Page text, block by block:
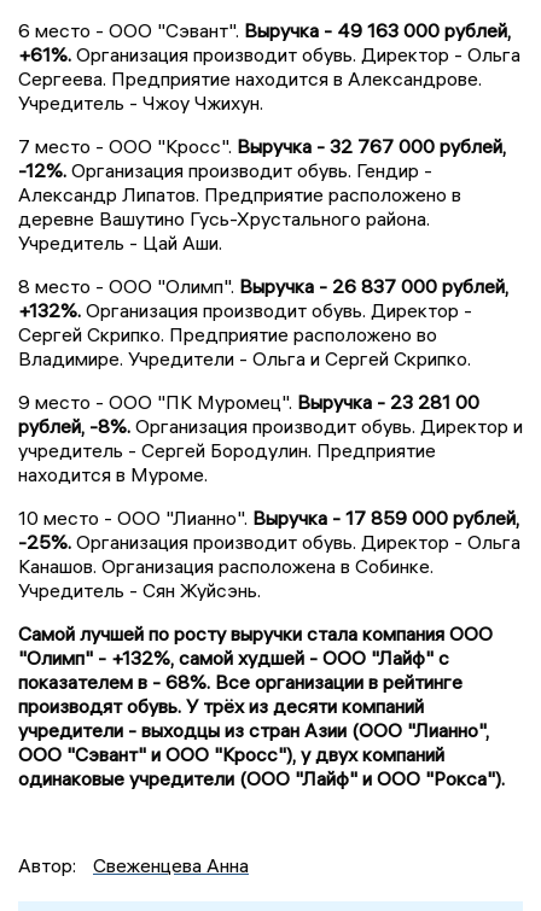
6 место - ООО "Сэвант". Выручка - 49 163 000 рублей,
+61%. Организация производит обувь. Директор - Ольга
Сергеева. Предприятие находится в Александрове.
Учредитель - Чжоу Чжихун.
7 место - ООО "Кросс". Выручка - 32 767 000 рублей,
-12%. Организация производит обувь. Гендир -
Александр Липатов. Предприятие расположено в
деревне Вашутино Гусь-Хрустального района.
Учредитель - Цай Аши.
8 место - ООО "Олимп". Выручка - 26 837 000 рублей,
+132%. Организация производит обувь. Директор -
Сергей Скрипко. Предприятие расположено во
Владимире. Учредители - Ольга и Сергей Скрипко.
9 место - ООО "ПК Муромец". Выручка - 23 281 00
рублей, -8%. Организация производит обувь. Директор и
учредитель - Сергей Бородулин. Предприятие
находится в Муроме.
10 место - ООО "Лианно". Выручка - 17 859 000 рублей,
-25%. Организация производит обувь. Директор - Ольга
Канашов. Организация расположена в Собинке.
Учредитель - Сян Жуйсэнь.
Самой лучшей по росту выручки стала компания ООО
"Олимп" - +132%, самой худшей - ООО "Лайф" с
показателем в - 68%. Все организации в рейтинге
производят обувь. У трёх из десяти компаний
учредители - выходцы из стран Азии (ООО "Лианно",
ООО "Сэвант" и ООО "Кросс"), у двух компаний
одинаковые учредители (ООО "Лайф" и ООО "Рокса").
Автор: Свеженцева Анна